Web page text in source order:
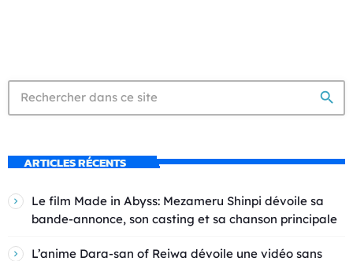
search
ARTICLES RÉCENTS
Le film Made in Abyss: Mezameru Shinpi dévoile sa
bande-annonce, son casting et sa chanson principale
L’anime Dara-san of Reiwa dévoile une vidéo sans